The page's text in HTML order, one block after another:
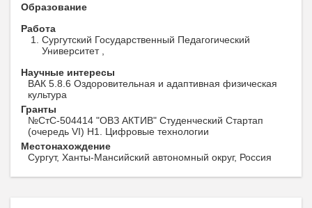
Образование
Работа
Сургутский Государственный Педагогический
Университет ,
Научные интересы
ВАК 5.8.6 Оздоровительная и адаптивная физическая
культура
Гранты
№СтС-504414 "ОВЗ АКТИВ" Студенческий Стартап
(очередь VI) Н1. Цифровые технологии
Местонахождение
Сургут, Ханты-Мансийский автономный округ, Россия